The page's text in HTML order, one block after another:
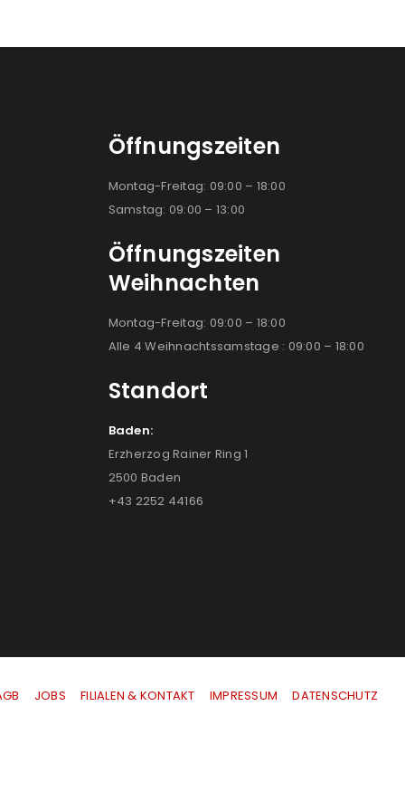
Öffnungszeiten
Montag-Freitag: 09:00 – 18:00
Samstag: 09:00 – 13:00
Öffnungszeiten
Weihnachten
Montag-Freitag: 09:00 – 18:00
Alle 4 Weihnachtssamstage : 09:00 – 18:00
Standort
Baden:
Erzherzog Rainer Ring 1
2500 Baden
+43 2252 44166
JOBS FILIALEN & KONTAKT IMPRESSUM |DATENSCHUTZ